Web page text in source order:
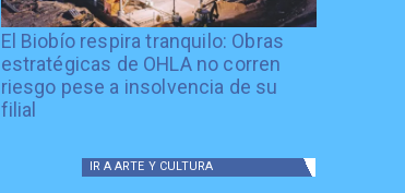
El Biobío respira tranquilo: Obras
estratégicas de OHLA no corren
riesgo pese a insolvencia de su
filial
IR A ARTE Y CULTURA